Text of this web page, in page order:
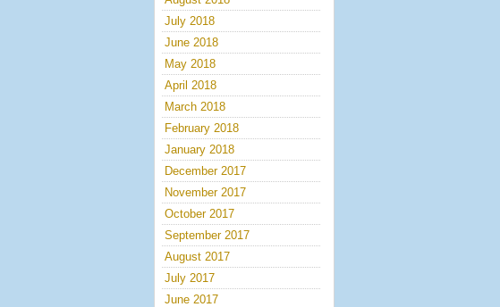
July 2018
June 2018
May 2018
April 2018
March 2018
February 2018
January 2018
December 2017
November 2017
October 2017
September 2017
August 2017
July 2017
June 2017